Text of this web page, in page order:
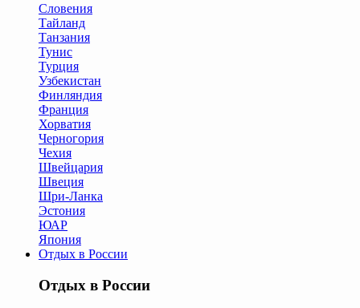
Словения
Тайланд
Танзания
Тунис
Турция
Узбекистан
Финляндия
Франция
Хорватия
Черногория
Чехия
Швейцария
Швеция
Шри-Ланка
Эстония
ЮАР
Япония
Отдых в России
Отдых в России